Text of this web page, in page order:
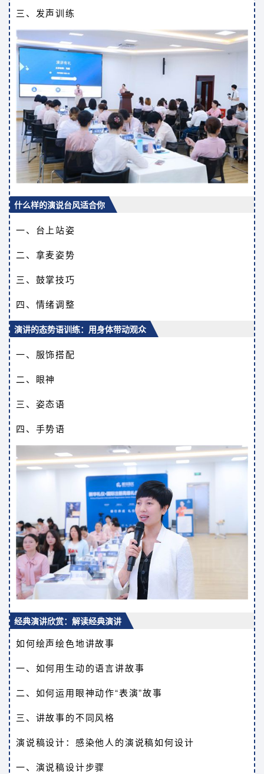
三、发声训练
什么样的演说台风适合你
一、台上站姿
二、拿麦姿势
三、鼓掌技巧
四、情绪调整
演讲的态势语训练：用身体带动观众
一、服饰搭配
二、眼神
三、姿态语
四、手势语
经典演讲欣赏：解读经典演讲
如何绘声绘色地讲故事
一、如何用生动的语言讲故事
二、如何运用眼神动作“表演”故事
三、讲故事的不同风格
演说稿设计：感染他人的演说稿如何设计
一、演说稿设计步骤